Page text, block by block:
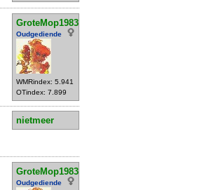
GroteMop1983
Oudgediende
WMRindex: 5.941
OTindex: 7.899
nietmeer
GroteMop1983
Oudgediende